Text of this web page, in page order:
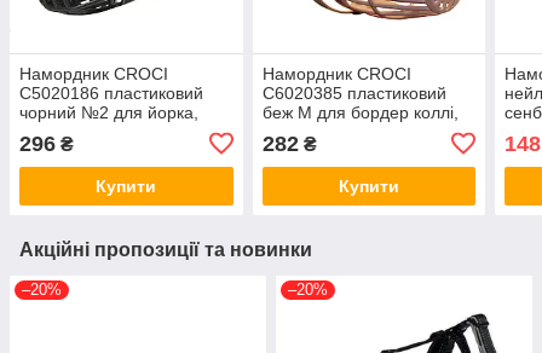
Намордник CROCI
C5020186 пластиковий
чорний №2 для йорка,
папильона, карликового
пуделя 45х5х6 см
296 ₴
Купити
Намордник CROCI
C6020385 пластиковий
беж M для бордер коллі,
282₴
Купити
148
Акційні пропозиції та новинки
–20% –20%